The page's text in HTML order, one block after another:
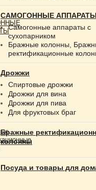
САМОГОННЫЕ АППАРАТЫ
Самогонные аппараты с
сухопарником
Бражные колонны,
ректификационные
Дрожжи
Спиртовые дрожжи
Дрожжи для вина
Дрожжи для пива
Для фруктовых браг
Бражные
колонны
Посуда и товары для